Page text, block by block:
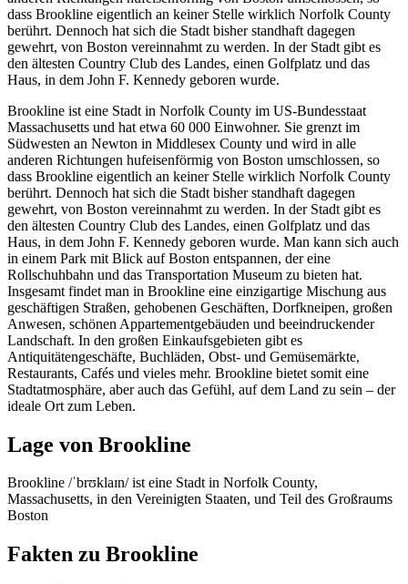
dass Brookline eigentlich an keiner Stelle wirklich Norfolk County
berührt. Dennoch hat sich die Stadt bisher standhaft dagegen
gewehrt, von Boston vereinnahmt zu werden. In der Stadt gibt es
den ältesten Country Club des Landes, einen Golfplatz und das
Haus, in dem John F. Kennedy geboren wurde.
Brookline ist eine Stadt in Norfolk County im US-Bundesstaat
Massachusetts und hat etwa 60 000 Einwohner. Sie grenzt im
Südwesten an Newton in Middlesex County und wird in alle
anderen Richtungen hufeisenförmig von Boston umschlossen, so
dass Brookline eigentlich an keiner Stelle wirklich Norfolk County
berührt. Dennoch hat sich die Stadt bisher standhaft dagegen
gewehrt, von Boston vereinnahmt zu werden. In der Stadt gibt es
den ältesten Country Club des Landes, einen Golfplatz und das
Haus, in dem John F. Kennedy geboren wurde. Man kann sich auch
in einem Park mit Blick auf Boston entspannen, der eine
Rollschuhbahn und das Transportation Museum zu bieten hat.
Insgesamt findet man in Brookline eine einzigartige Mischung aus
geschäftigen Straßen, gehobenen Geschäften, Dorfkneipen, großen
Anwesen, schönen Appartementgebäuden und beeindruckender
Landschaft. In den großen Einkaufsgebieten gibt es
Antiquitätengeschäfte, Buchläden, Obst- und Gemüsemärkte,
Restaurants, Cafés und vieles mehr. Brookline bietet somit eine
Stadtatmosphäre, aber auch das Gefühl, auf dem Land zu sein – der
ideale Ort zum Leben.
Lage von Brookline
Brookline /ˈbrʊklaɪn/ ist eine Stadt in Norfolk County,
Massachusetts, in den Vereinigten Staaten, und Teil des Großraums
Boston
Fakten zu Brookline